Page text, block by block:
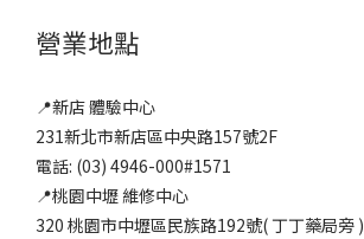
營業地點
📍新店 體驗中心
231新北市新店區中央路157號2F
電話: (03) 4946-000#1571
📍桃園中壢 維修中心
320 桃園市中壢區民族路192號( 丁丁藥局旁 )